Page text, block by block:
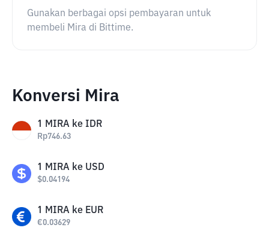
Gunakan berbagai opsi pembayaran untuk
membeli Mira di Bittime.
Konversi Mira
1 MIRA ke IDR
Rp746.63
1 MIRA ke USD
$0.04194
1 MIRA ke EUR
€0.03629